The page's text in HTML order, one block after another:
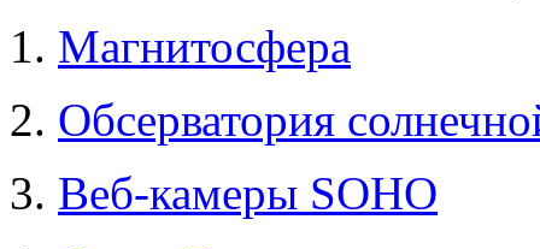
1. Магнитосфера
2. Обсерватория
3. Веб-камеры SOHO